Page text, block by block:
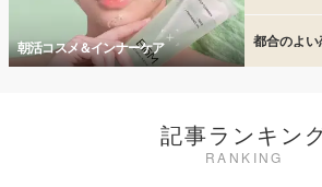
朝活コスメ＆インナーケア 都合のよ
記事ランキン
RANKING